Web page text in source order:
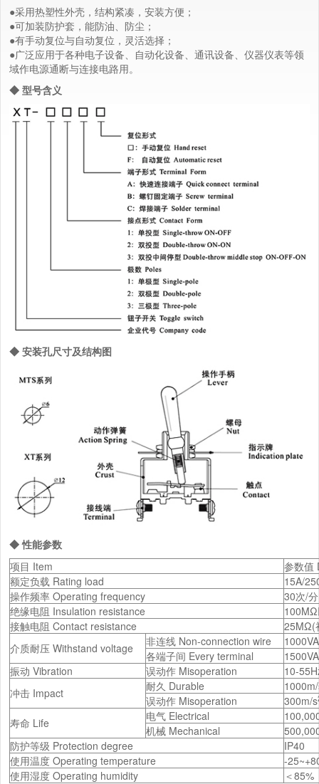
●采用热塑性外壳，结构紧凑，安装方便；
●可加装防护套，能防油、防尘；
●有手动复位与自动复位，灵活选择；
●广泛应用于各种电子设备、自动化设备、通讯设备、仪器仪表等领
域作电源通断与连接电路用。
◆ 型号含义
◆ 安装孔尺寸及结构图
◆ 性能参数
项目 Item
参数值
额定负载 Rating load
15A/
操作频率 Operating frequency
30次/分
绝缘电阻 Insulation resistance
100MΩ
接触电阻 Contact resistance
25MΩ(
介质耐压 Withstand voltage
非连线 Non-connection wire
各端子间 Every terminal
振动 Vibration
误动作 Misoperation
10-
冲击 Impact
耐久 Durable
误动作 Misoperation
300m/s
寿命 Life 电气 Electrical
机械 Mechanical
防护等级 Protection degree
IP40
使用温度 Operating temperature
-
使用湿度 Operating humidity
＜85%